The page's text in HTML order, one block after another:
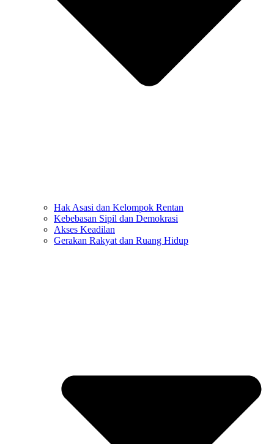
Hak Asasi dan Kelompok Rentan
Kebebasan Sipil dan Demokrasi
Akses Keadilan
Gerakan Rakyat dan Ruang Hidup